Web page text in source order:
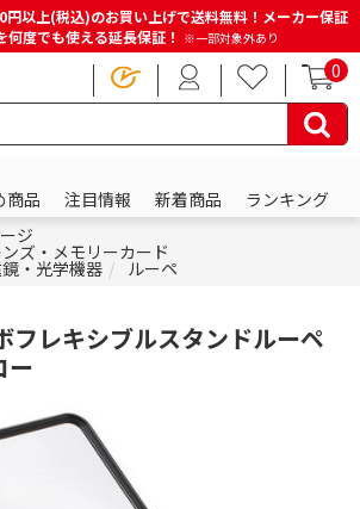
以上(税込)のお買い上げで送料無料！メーカー保証
何度でも使える延長保証！ ※一部対象外あり
0
商品 注目情報 新着商品
ランキング
ジ
ズ・メモリーカード
・光学機器 ルーペ
フレキシブルスタンドルーペ
ー